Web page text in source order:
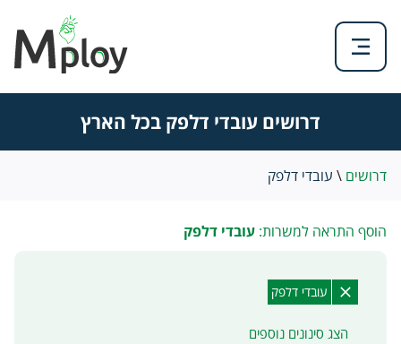
דרושים עובדי דלפק בכל הארץ
דרושים \ עובדי דלפק
הוסף התראה למשרות: עובדי דלפק
עובדי דלפק
הצג סינונים נוספים